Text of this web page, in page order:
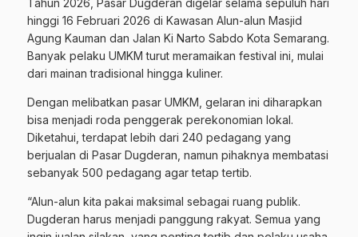
Tahun 2026, Pasar Dugderan digelar selama sepuluh hari
hinggi 16 Februari 2026 di Kawasan Alun-alun Masjid
Agung Kauman dan Jalan Ki Narto Sabdo Kota Semarang.
Banyak pelaku UMKM turut meramaikan festival ini, mulai
dari mainan tradisional hingga kuliner.
Dengan melibatkan pasar UMKM, gelaran ini diharapkan
bisa menjadi roda penggerak perekonomian lokal.
Diketahui, terdapat lebih dari 240 pedagang yang
berjualan di Pasar Dugderan, namun pihaknya membatasi
sebanyak 500 pedagang agar tetap tertib.
“Alun-alun kita pakai maksimal sebagai ruang publik.
Dugderan harus menjadi panggung rakyat. Semua yang